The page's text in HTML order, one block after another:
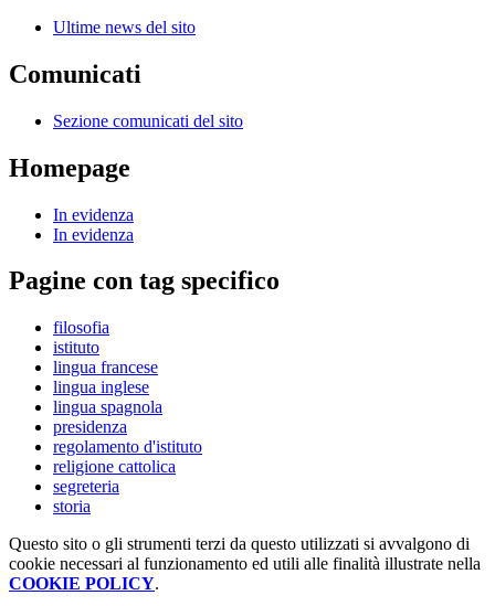
Ultime news del sito
Comunicati
Sezione comunicati del sito
Homepage
In evidenza
In evidenza
Pagine con tag specifico
filosofia
istituto
lingua francese
lingua inglese
lingua spagnola
presidenza
regolamento d'istituto
religione cattolica
segreteria
storia
Questo sito o gli strumenti terzi da questo utilizzati si avvalgono di
cookie necessari al funzionamento ed utili alle finalità illustrate nella
COOKIE POLICY.